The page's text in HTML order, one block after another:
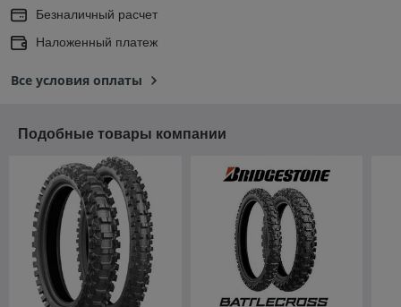
Безналичный расчет
Наложенный платеж
Все условия оплаты
Подобные товары компании